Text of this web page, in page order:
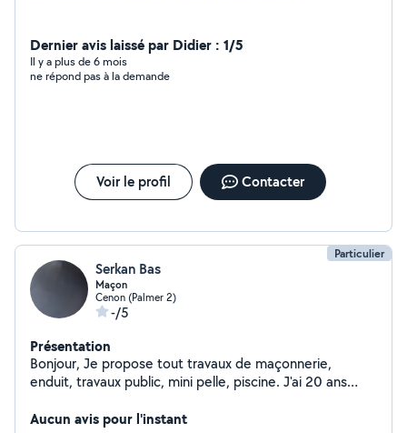
Dernier avis laissé par Didier : 1/5
Il y a plus de 6 mois
ne répond pas à la demande
Voir le profil Contacter
Particulier
Serkan Bas
Maçon
Cenon (Palmer 2)
-/5
Présentation
Bonjour, Je propose tout travaux de maçonnerie,
enduit, travaux public, mini pelle, piscine. J'ai 20 ans
contacter.
Aucun avis pour l'instant